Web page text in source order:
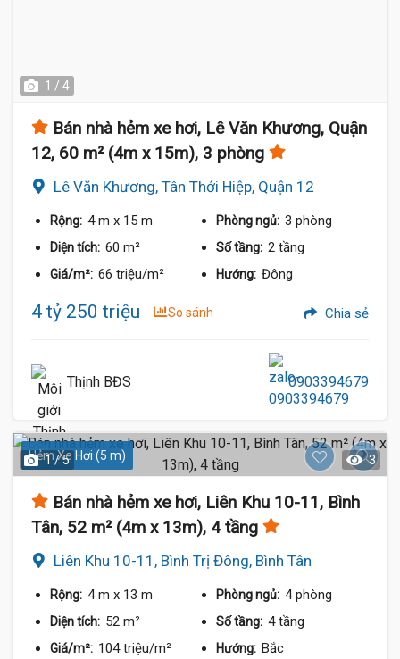
1 / 4
Bán nhà hẻm xe hơi, Lê Văn Khương, Quận
12, 60 m² (4m x 15m), 3 phòng
Lê Văn Khương, Tân Thới Hiệp, Quận 12
Rộng: 4 m x 15 m Phòng ngủ: 3 phòng
Diện tích: 60 m² Số tầng: 2 tầng
Giá/m²: 66 triệu/m² Hướng: Đông
4 tỷ 250 triệu So sánh Chia sẻ
Thịnh BĐS 0903394679
Hẻm Xe Hơi (5 m)
1 / 5 3
Bán nhà hẻm xe hơi, Liên Khu 10-11, Bình
Tân, 52 m² (4m x 13m), 4 tầng
Liên Khu 10-11, Bình Trị Đông, Bình Tân
Rộng: 4 m x 13 m Phòng ngủ: 4 phòng
Diện tích: 52 m² Số tầng: 4 tầng
Giá/m²: 104 triệu/m² Hướng: Bắc